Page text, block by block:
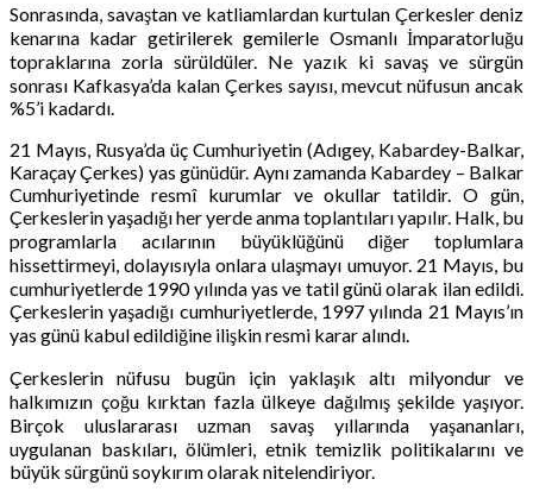
Sonrasında, savaştan ve katliamlardan kurtulan Çerkesler deniz
kenarına kadar getirilerek gemilerle Osmanlı İmparatorluğu
topraklarına zorla sürüldüler. Ne yazık ki savaş ve sürgün
sonrası Kafkasya’da kalan Çerkes sayısı, mevcut nüfusun ancak
%5’i kadardı.
21 Mayıs, Rusya’da üç Cumhuriyetin (Adıgey, Kabardey-Balkar,
Karaçay Çerkes) yas günüdür. Aynı zamanda Kabardey – Balkar
Cumhuriyetinde resmî kurumlar ve okullar tatildir. O gün,
Çerkeslerin yaşadığı her yerde anma toplantıları yapılır. Halk, bu
programlarla acılarının büyüklüğünü diğer toplumlara
hissettirmeyi, dolayısıyla onlara ulaşmayı umuyor. 21 Mayıs, bu
cumhuriyetlerde 1990 yılında yas ve tatil günü olarak ilan edildi.
Çerkeslerin yaşadığı cumhuriyetlerde, 1997 yılında 21 Mayıs’ın
yas günü kabul edildiğine ilişkin resmi karar alındı.
Çerkeslerin nüfusu bugün için yaklaşık altı milyondur ve
halkımızın çoğu kırktan fazla ülkeye dağılmış şekilde yaşıyor.
Birçok uluslararası uzman savaş yıllarında yaşananları,
uygulanan baskıları, ölümleri, etnik temizlik politikalarını ve
büyük sürgünü soykırım olarak nitelendiriyor.